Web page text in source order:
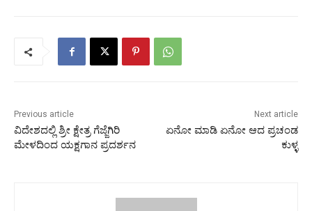
Previous article
ವಿದೇಶದಲ್ಲಿ ಶ್ರೀ ಕ್ಷೇತ್ರ ಗೆಜ್ಜೆಗಿರಿ
ಮೇಳದಿಂದ ಯಕ್ಷಗಾನ ಪ್ರದರ್ಶನ
Next article
ಏನೋ ಮಾಡಿ ಏನೋ ಆದ ಪ್ರಚಂಡ
ಕುಳ್ಳ